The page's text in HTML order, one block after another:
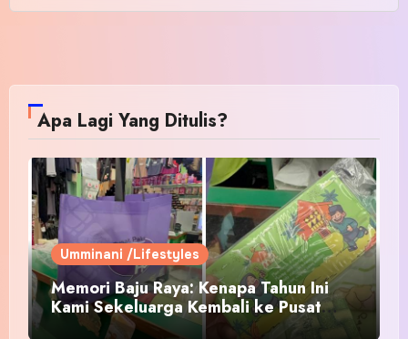
Apa Lagi Yang Ditulis?
Umminani /Lifestyles
Memori Baju Raya: Kenapa Tahun Ini
Kami Sekeluarga Kembali ke Pusat
Pakaian Hari-Hari?